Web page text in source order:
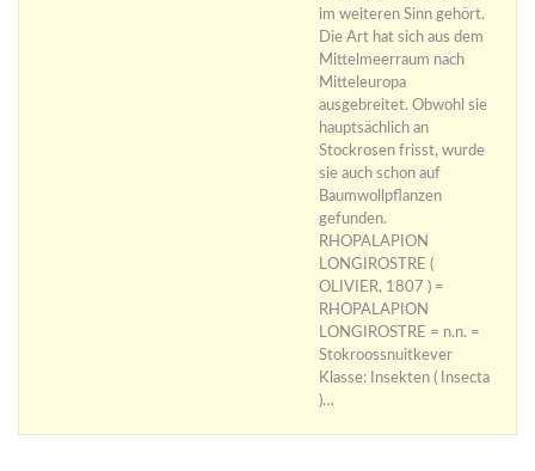
im weiteren Sinn gehört.
Die Art hat sich aus dem
Mittelmeerraum nach
Mitteleuropa
ausgebreitet. Obwohl sie
hauptsächlich an
Stockrosen frisst, wurde
sie auch schon auf
Baumwollpflanzen
gefunden.
RHOPALAPION
LONGIROSTRE (
OLIVIER, 1807 ) =
RHOPALAPION
LONGIROSTRE = n.n. =
Stokroossnuitkever
Klasse: Insekten ( Insecta
)…